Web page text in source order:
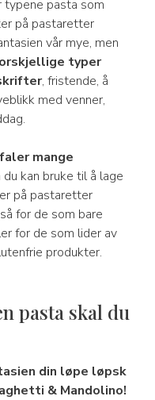
typene pasta som
på pastaretter
vår mye, men
typer
, fristende, å
med venner,
mange
du kan bruke til å lage
på pastaretter
for de som bare
for de som lider av
produkter.
pasta skal du
din løpe løpsk
& Mandolino!